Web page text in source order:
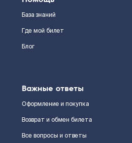
База знаний
Где мой билет
Блог
Важные ответы
Оформление и покупка
Возврат и обмен билета
Все вопросы и ответы